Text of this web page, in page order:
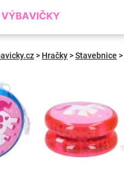
> Hračky>Stavebnice >